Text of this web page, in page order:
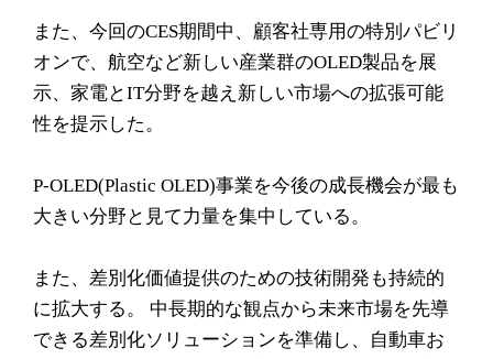
また、今回のCES期間中、顧客社専用の特別パビリ
オンで、航空など新しい産業群のOLED製品を展
示、家電とIT分野を越え新しい市場への拡張可能
性を提示した。
P-OLED(Plastic OLED)事業を今後の成長機会が最も
大きい分野と見て力量を集中している。
また、差別化価値提供のための技術開発も持続的
に拡大する。 中長期的な観点から未来市場を先導
できる差別化ソリューションを準備し、自動車お